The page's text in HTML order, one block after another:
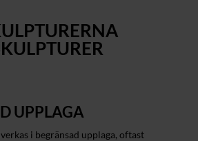
UPPLAGA
i begränsad upplaga, oftast